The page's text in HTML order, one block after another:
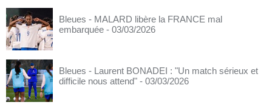
Bleues - MALARD libère la FRANCE mal
embarquée - 03/03/2026
Bleues - Laurent BONADEI : "Un match sérieux et
difficile nous attend" - 03/03/2026